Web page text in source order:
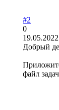
#2
0
Добрый
файл